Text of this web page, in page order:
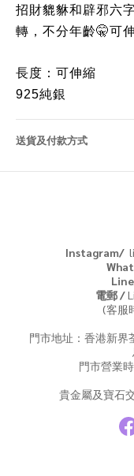
招財貔貅和辟邪六
轉，不分年齡🤫可
長度：可伸縮
925純銀
送貨及付款方式
Instagram/
電郵 /
(客服
門市地址：香港新界
門市營業
貴金屬及寶石